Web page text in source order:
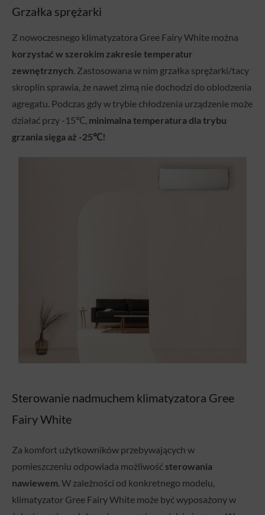
Grzałka sprężarki
Z nowoczesnego klimatyzatora Gree Fairy White można
korzystać w szerokim zakresie temperatur
zewnętrznych. Zastosowana w nim grzałka sprężarki/tacy
skroplin sprawia, że nawet zimą nie dochodzi do oblodzenia
agregatu. Podczas gdy w trybie chłodzenia urządzenie może
działać przy -15℃, minimalna temperatura dla trybu
grzania sięga aż -25℃!
Sterowanie nadmuchem klimatyzatora Gree
Fairy White
Za komfort użytkowników przebywających w
pomieszczeniu odpowiada możliwość sterowania
nawiewem. W zależności od konkretnego modelu,
klimatyzator Gree Fairy White może być wyposażony w